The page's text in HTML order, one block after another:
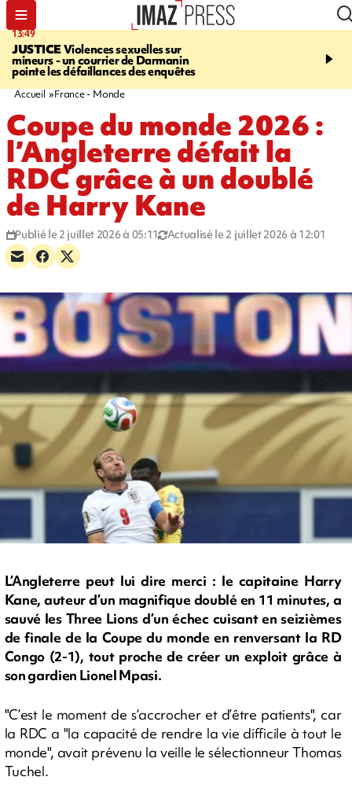
13:49
JUSTICEViolences sexuelles sur
mineurs - un courrier de Darmanin
pointe les défaillances des enquêtes
17:59
Corniche - la route du
Accueil France - Monde
Coupe du monde 2026 :
l’Angleterre défait la
RDC grâce à un doublé
de Harry Kane
Publié le 2 juillet 2026 à 05:11 Actualisé le 2 juillet 2026 à 12:01
L’Angleterre peut lui dire merci : le capitaine Harry
Kane, auteur d’un magnifique doublé en 11 minutes, a
sauvé les Three Lions d’un échec cuisant en seizièmes
de finale de la Coupe du monde en renversant la RD
Congo (2-1), tout proche de créer un exploit grâce à
son gardien Lionel Mpasi.
"C’est le moment de s’accrocher et d’être patients", car
la RDC a "la capacité de rendre la vie difficile à tout le
monde", avait prévenu la veille le sélectionneur Thomas
Tuchel.